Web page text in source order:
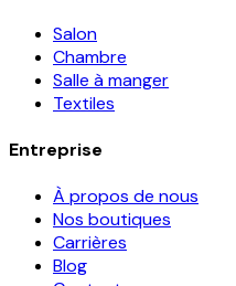
Salon
Chambre
Salle à manger
Textiles
Entreprise
À propos de nous
Nos boutiques
Carrières
Blog